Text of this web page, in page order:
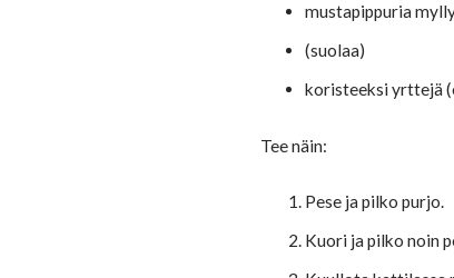
mustapippuria
(suolaa)
koristeeksi yrttejä
Tee näin:
Pese ja pilko purjo.
Kuori ja pilko noin